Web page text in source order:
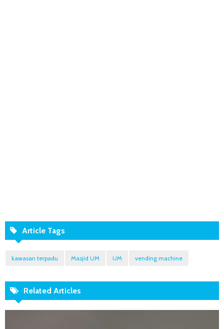
Article Tags
kawasan terpadu Masjid UM UM vending machine
Related Articles